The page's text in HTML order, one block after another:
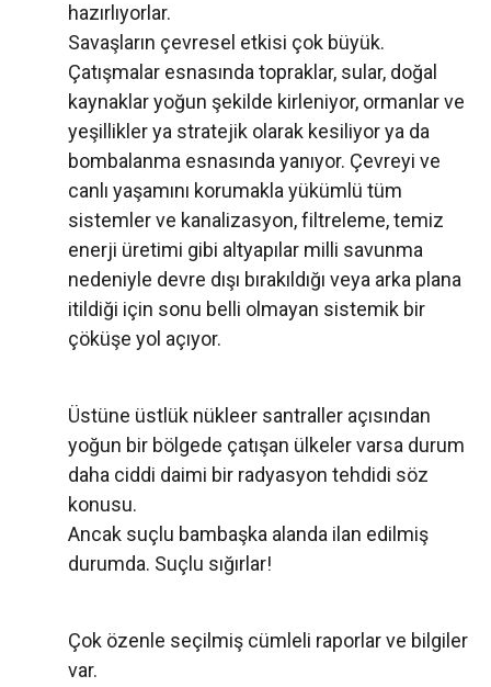
hazırlıyorlar.
Savaşların çevresel etkisi çok büyük.
Çatışmalar esnasında topraklar, sular, doğal
kaynaklar yoğun şekilde kirleniyor, ormanlar ve
yeşillikler ya stratejik olarak kesiliyor ya da
bombalanma esnasında yanıyor. Çevreyi ve
canlı yaşamını korumakla yükümlü tüm
sistemler ve kanalizasyon, filtreleme, temiz
enerji üretimi gibi altyapılar milli savunma
nedeniyle devre dışı bırakıldığı veya arka plana
itildiği için sonu belli olmayan sistemik bir
çöküşe yol açıyor.
Üstüne üstlük nükleer santraller açısından
yoğun bir bölgede çatışan ülkeler varsa durum
daha ciddi daimi bir radyasyon tehdidi söz
konusu.
Ancak suçlu bambaşka alanda ilan edilmiş
durumda. Suçlu sığırlar!
Çok özenle seçilmiş cümleli raporlar ve bilgiler
var.